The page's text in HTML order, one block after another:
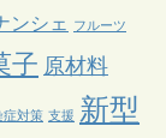
ンシェ フルーツ
子 原材料
症対策 支援 新型